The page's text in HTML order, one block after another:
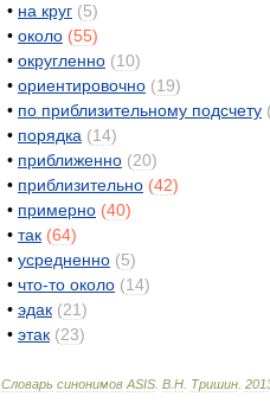
• на круг (5)
• около (55)
• округленно (10)
• ориентировочно (19)
• по приблизительному подсчету (
• порядка (14)
• приближенно (20)
• приблизительно (42)
• примерно (40)
• так (64)
• усредненно (5)
• что-то около (14)
• эдак (21)
• этак (23)
Словарь синонимов ASIS В Н Тришин